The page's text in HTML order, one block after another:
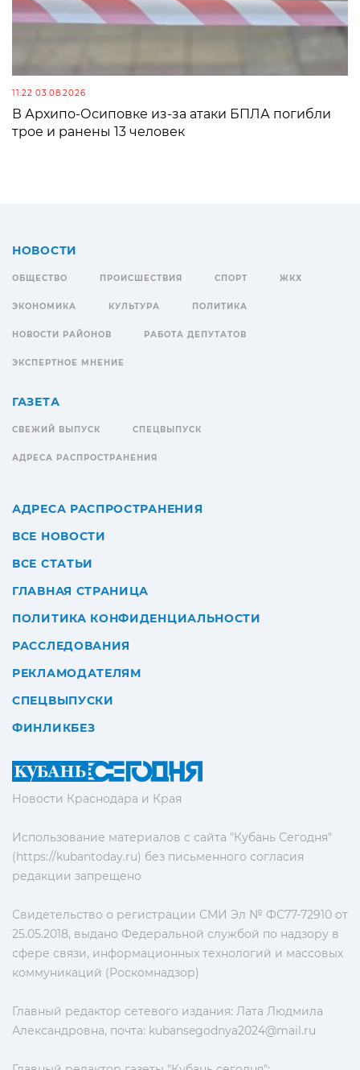
11:22 03.08.2026
В Архипо-Осиповке из-за атаки БПЛА погибли
трое и ранены 13 человек
Новости Краснодара и Края
Использование материалов с сайта "Кубань Сегодня"
(https://kubantoday.ru) без письменного согласия
редакции запрещено
Свидетельство о регистрации СМИ Эл № ФС77-72910 от
25.05.2018, выдано Федеральной службой по надзору в
сфере связи, информационных технологий и массовых
коммуникаций (Роскомнадзор)
Главный редактор сетевого издания: Лата Людмила
Александровна, почта: kubansegodnya2024@mail.ru
НОВОСТИ
ОБЩЕСТВО ПРОИСШЕСТВИЯ СПОРТ ЖКХ
ЭКОНОМИКА КУЛЬТУРА ПОЛИТИКА
НОВОСТИ РАЙОНОВ РАБОТА ДЕПУТАТОВ
ЭКСПЕРТНОЕ МНЕНИЕ
ГАЗЕТА
СВЕЖИЙ ВЫПУСК СПЕЦВЫПУСК
АДРЕСА РАСПРОСТРАНЕНИЯ
АДРЕСА РАСПРОСТРАНЕНИЯ
ВСЕ НОВОСТИ
ВСЕ СТАТЬИ
ГЛАВНАЯ СТРАНИЦА
ПОЛИТИКА КОНФИДЕНЦИАЛЬНОСТИ
РАССЛЕДОВАНИЯ
РЕКЛАМОДАТЕЛЯМ
СПЕЦВЫПУСКИ
ФИНЛИКБЕЗ